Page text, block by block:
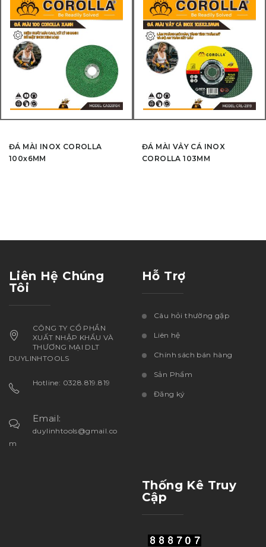
ĐÁ MÀI INOX COROLLA
100x6MM
ĐÁ MÀI VẢY CÁ INOX
COROLLA 103MM
Liên Hệ Chúng
Tôi
CÔNG TY CỔ PHẦN
XUẤT NHẬP KHẨU VÀ
THƯƠNG MẠI DLT
DUYLINHTOOLS
Hotline: 0328.819.819
Email:
duylinhtools@gmail.co
m
Hỗ Trợ
Câu hỏi thường gặp
Liên hệ
Chính sách bán hàng
Sản Phẩm
Đăng ký
Thống Kê Truy
Cập